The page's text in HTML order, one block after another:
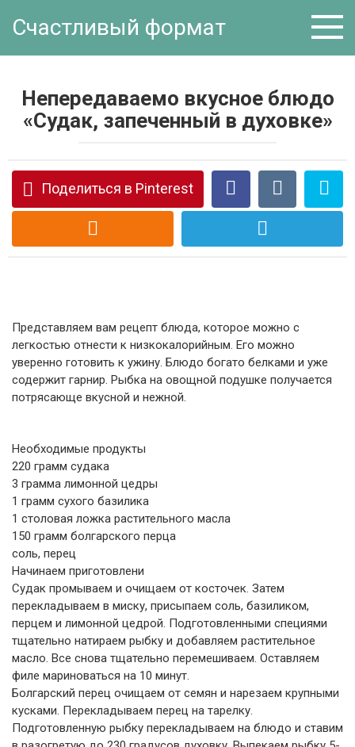
Счастливый формат
Непередаваемо вкусное блюдо
«Судак, запеченный в духовке»
Поделиться в Pinterest
Представляем вам рецепт блюда, которое можно с
легкостью отнести к низкокалорийным. Его можно
уверенно готовить к ужину. Блюдо богато белками и уже
содержит гарнир. Рыбка на овощной подушке получается
потрясающе вкусной и нежной.
Необходимые продукты
220 грамм судака
3 грамма лимонной цедры
1 грамм сухого базилика
1 столовая ложка растительного масла
150 грамм болгарского перца
соль, перец
Начинаем приготовлени
Судак промываем и очищаем от косточек. Затем
перекладываем в миску, присыпаем соль, базиликом,
перцем и лимонной цедрой. Подготовленными специями
тщательно натираем рыбку и добавляем растительное
масло. Все снова тщательно перемешиваем. Оставляем
филе мариноваться на 10 минут.
Болгарский перец очищаем от семян и нарезаем крупными
кусками. Перекладываем перец на тарелку.
Подготовленную рыбку перекладываем на блюдо и ставим